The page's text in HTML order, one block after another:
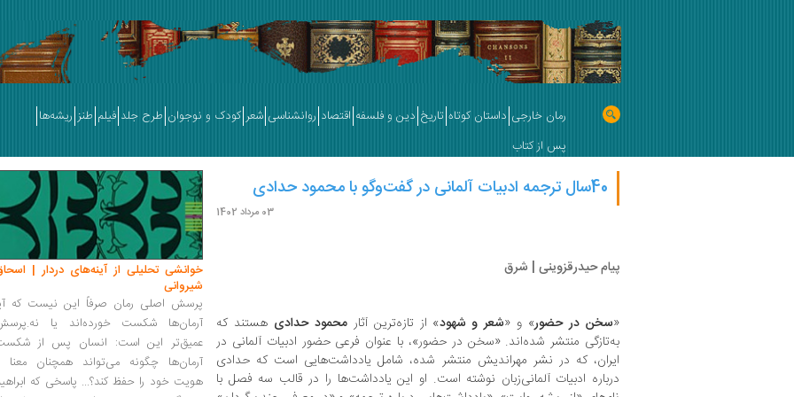
رمان خارجی داستان کوتاه تاریخ دین و فلسفه اقتصاد روانشناسی شعر کودک و نوجوان طرح جلد فیلم طنز ریشه‌ها
پس از کتاب
40سال ترجمه ادبیات آلمانی در گفت‌وگو با محمود حدادی
03 مرداد 1402
پیام حیدرقزوینی | شرق
«سخن در حضور» و «شعر و شهود» از تازه‌ترین آثارمحمود حدادی هستند که
به‌تازگی منتشر شده‌اند. «سخن در حضور»، با عنوان فرعی حضور ادبیات آلمانی در
ایران، که در نشر مهراندیش منتشر شده، شامل یادداشت‌هایی است که حدادی
درباره ادبیات آلمانی‌زبان نوشته است. او این یادداشت‌ها را در قالب سه فصل با
خوانشی تحلیلی از آینه‌های دردار |
شیروانی
پرسش اصلی رمان صرفاً این نیست که
آرمان‌ها شکست خورده‌اند یا
عمیق‌تر این است: انسان پس از
آرمان‌ها چگونه می‌تواند همچنان معنا
هویت خود را حفظ کند؟... پاسخی که